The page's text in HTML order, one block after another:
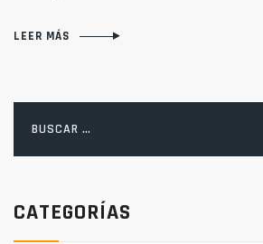
LEER MÁS
CATEGORÍAS